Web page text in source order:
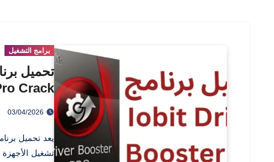
برامج التشغيل
Crack
03/04/2026
يعد تحميل
تشغيل